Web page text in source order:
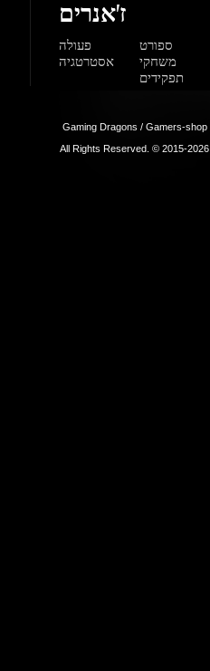
Gaming Dragons / Gamers-shop
All Rights Reserved. © 2015-2026